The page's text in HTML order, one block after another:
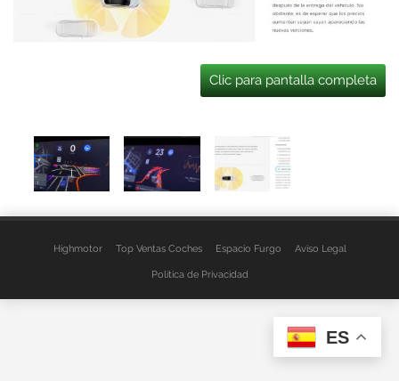
Clic para pantalla completa
Highmotor Top Ventas Coches Espacio Furgo Aviso Legal
Política de Privacidad
ES